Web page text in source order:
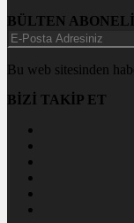
BÜLTEN
Bu web sitesinden
BİZİ TAKİP ET